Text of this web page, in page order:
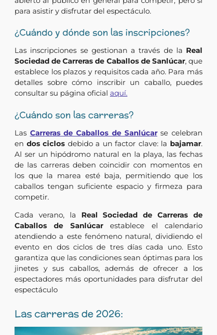
para asistir y disfrutar del espectáculo.
¿Cuándo y dónde son las inscripciones?
Las inscripciones se gestionan a través de la Real
Sociedad de Carreras de Caballos de Sanlúcar, que
establece los plazos y requisitos cada año. Para más
detalles sobre cómo inscribir un caballo, puedes
consultar su página oficial aquí.
¿Cuándo son las carreras?
Las Carreras de Caballos de Sanlúcarse celebran
en dos ciclos debido a un factor clave: la bajamar.
Al ser un hipódromo natural en la playa, las fechas
de las carreras deben coincidir con momentos en
los que la marea esté baja, permitiendo que los
caballos tengan suficiente espacio y firmeza para
competir.
Cada verano, la Real Sociedad de Carreras de
Caballos de Sanlúcarestablece el calendario
atendiendo a este fenómeno natural, dividiendo el
evento en dos ciclos de tres días cada uno. Esto
garantiza que las condiciones sean óptimas para los
jinetes y sus caballos, además de ofrecer a los
espectadores más oportunidades para disfrutar del
espectáculo
Las carreras de 2026: